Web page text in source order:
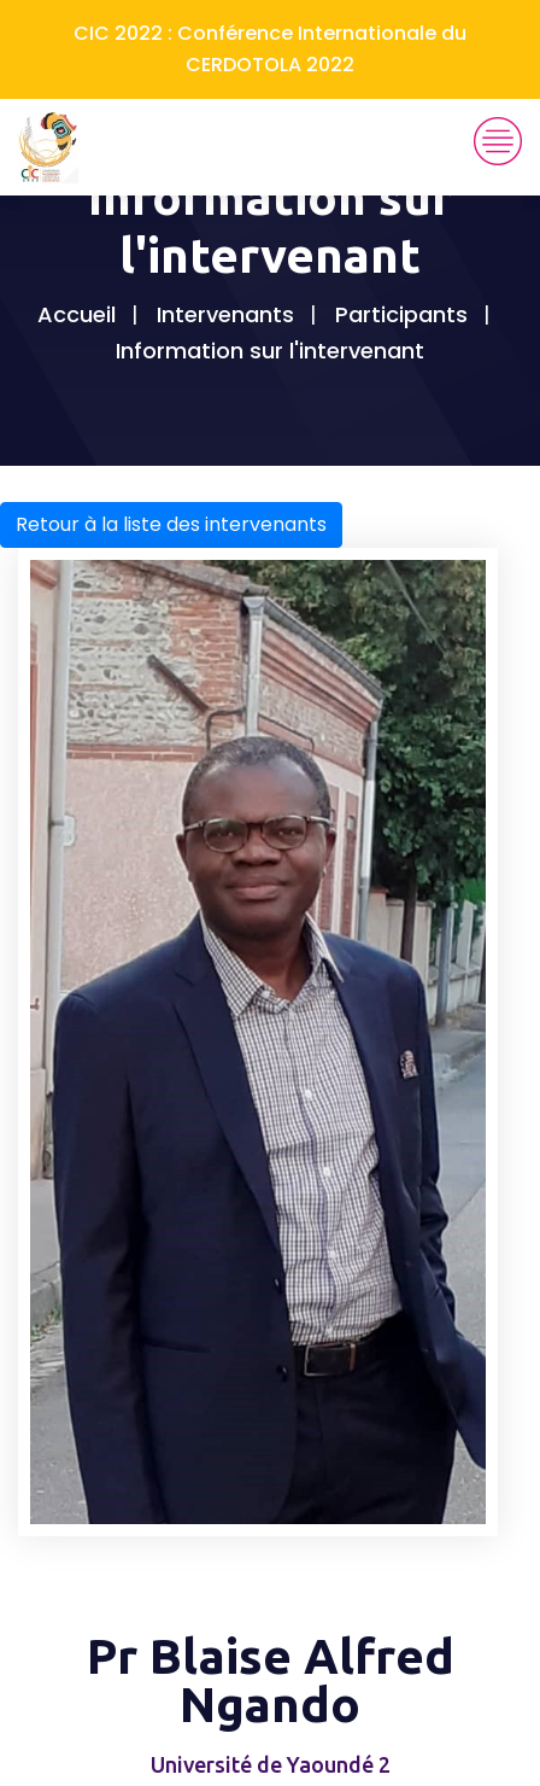
CIC 2022 : Conférence Internationale du
CERDOTOLA 2022
Information sur
l'intervenant
Accueil Intervenants
Participants
Information sur l'intervenant
Retour à la liste des intervenants
Pr Blaise Alfred
Ngando
Université de Yaoundé 2